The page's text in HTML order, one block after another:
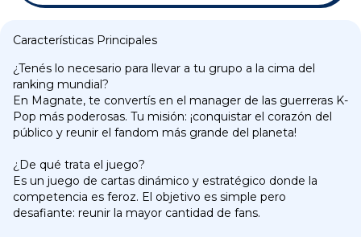
Características Principales
¿Tenés lo necesario para llevar a tu grupo a la cima del
ranking mundial?
En Magnate, te convertís en el manager de las guerreras K-
Pop más poderosas. Tu misión: ¡conquistar el corazón del
público y reunir el fandom más grande del planeta!
¿De qué trata el juego?
Es un juego de cartas dinámico y estratégico donde la
competencia es feroz. El objetivo es simple pero
desafiante: reunir la mayor cantidad de fans.